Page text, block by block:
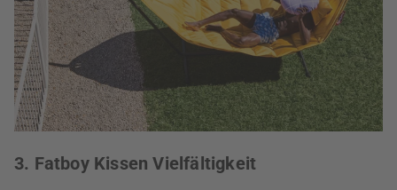
3. Fatboy Kissen Vielfältigkeit